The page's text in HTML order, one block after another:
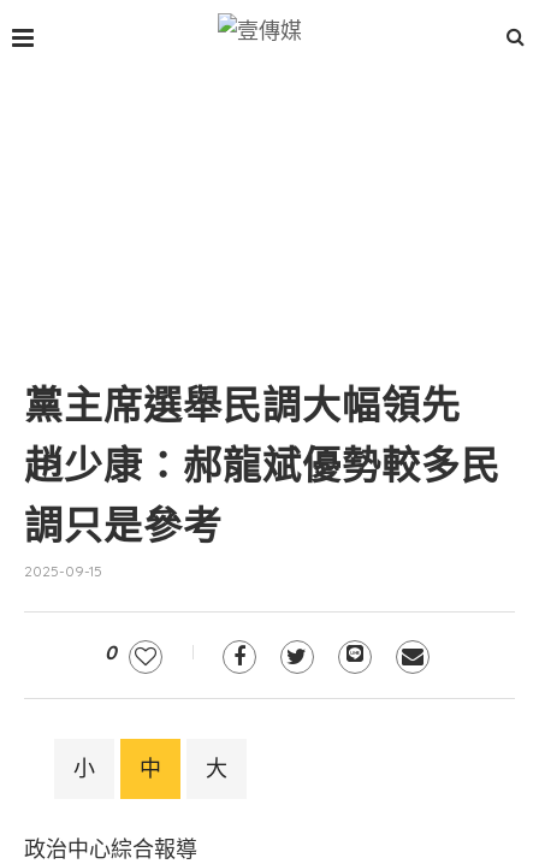
黨主席選舉民調大幅領先
趙少康：郝龍斌優勢較多民
調只是參考
2025-09-15
0
小 中 大
政治中心綜合報導